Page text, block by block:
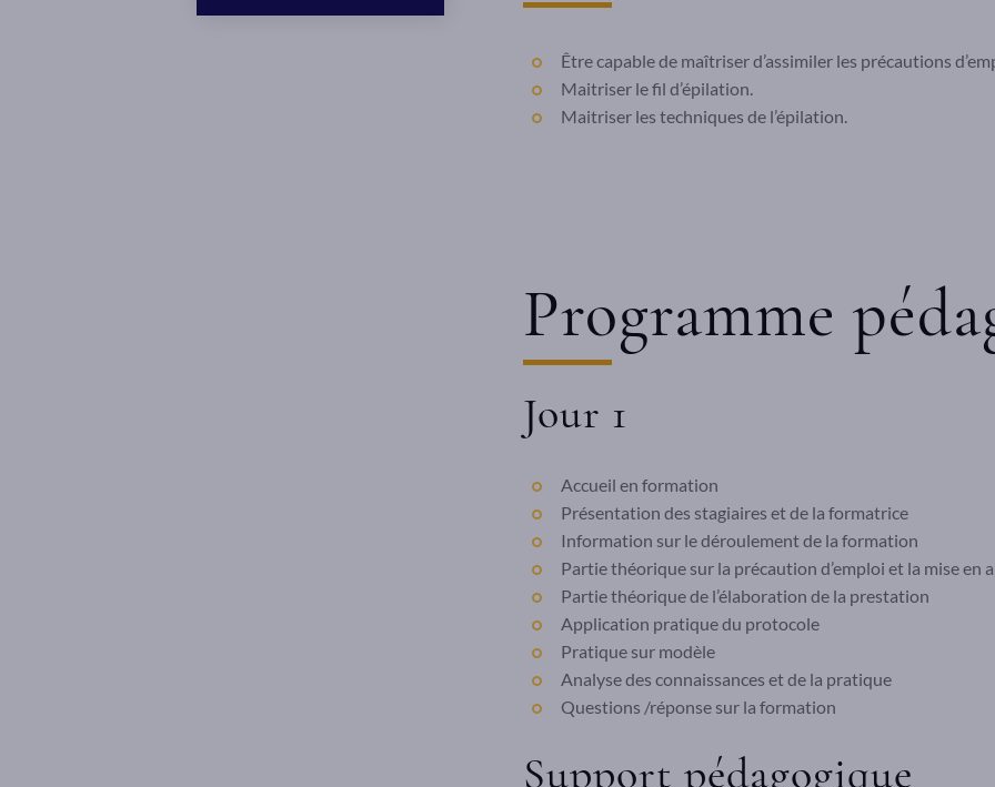
Être capable de maîtriser d’assimiler les précautions
Maitriser le fil d’épilation.
Maitriser les techniques de l’épilation.
Programme
Jour 1
Accueil en formation
Présentation des stagiaires et de la formatrice
Information sur le déroulement de la formation
Partie théorique sur la précaution d’emploi et la mise en
Partie théorique de l’élaboration de la prestation
Application pratique du protocole
Pratique sur modèle
Analyse des connaissances et de la pratique
Questions /réponse sur la formation
Support pédagogique